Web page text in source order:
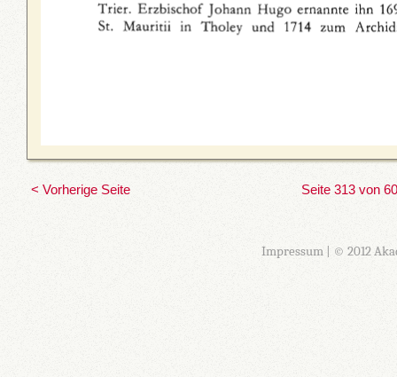
< Vorherige Seite Seite 313 von
Impressum| © 2012